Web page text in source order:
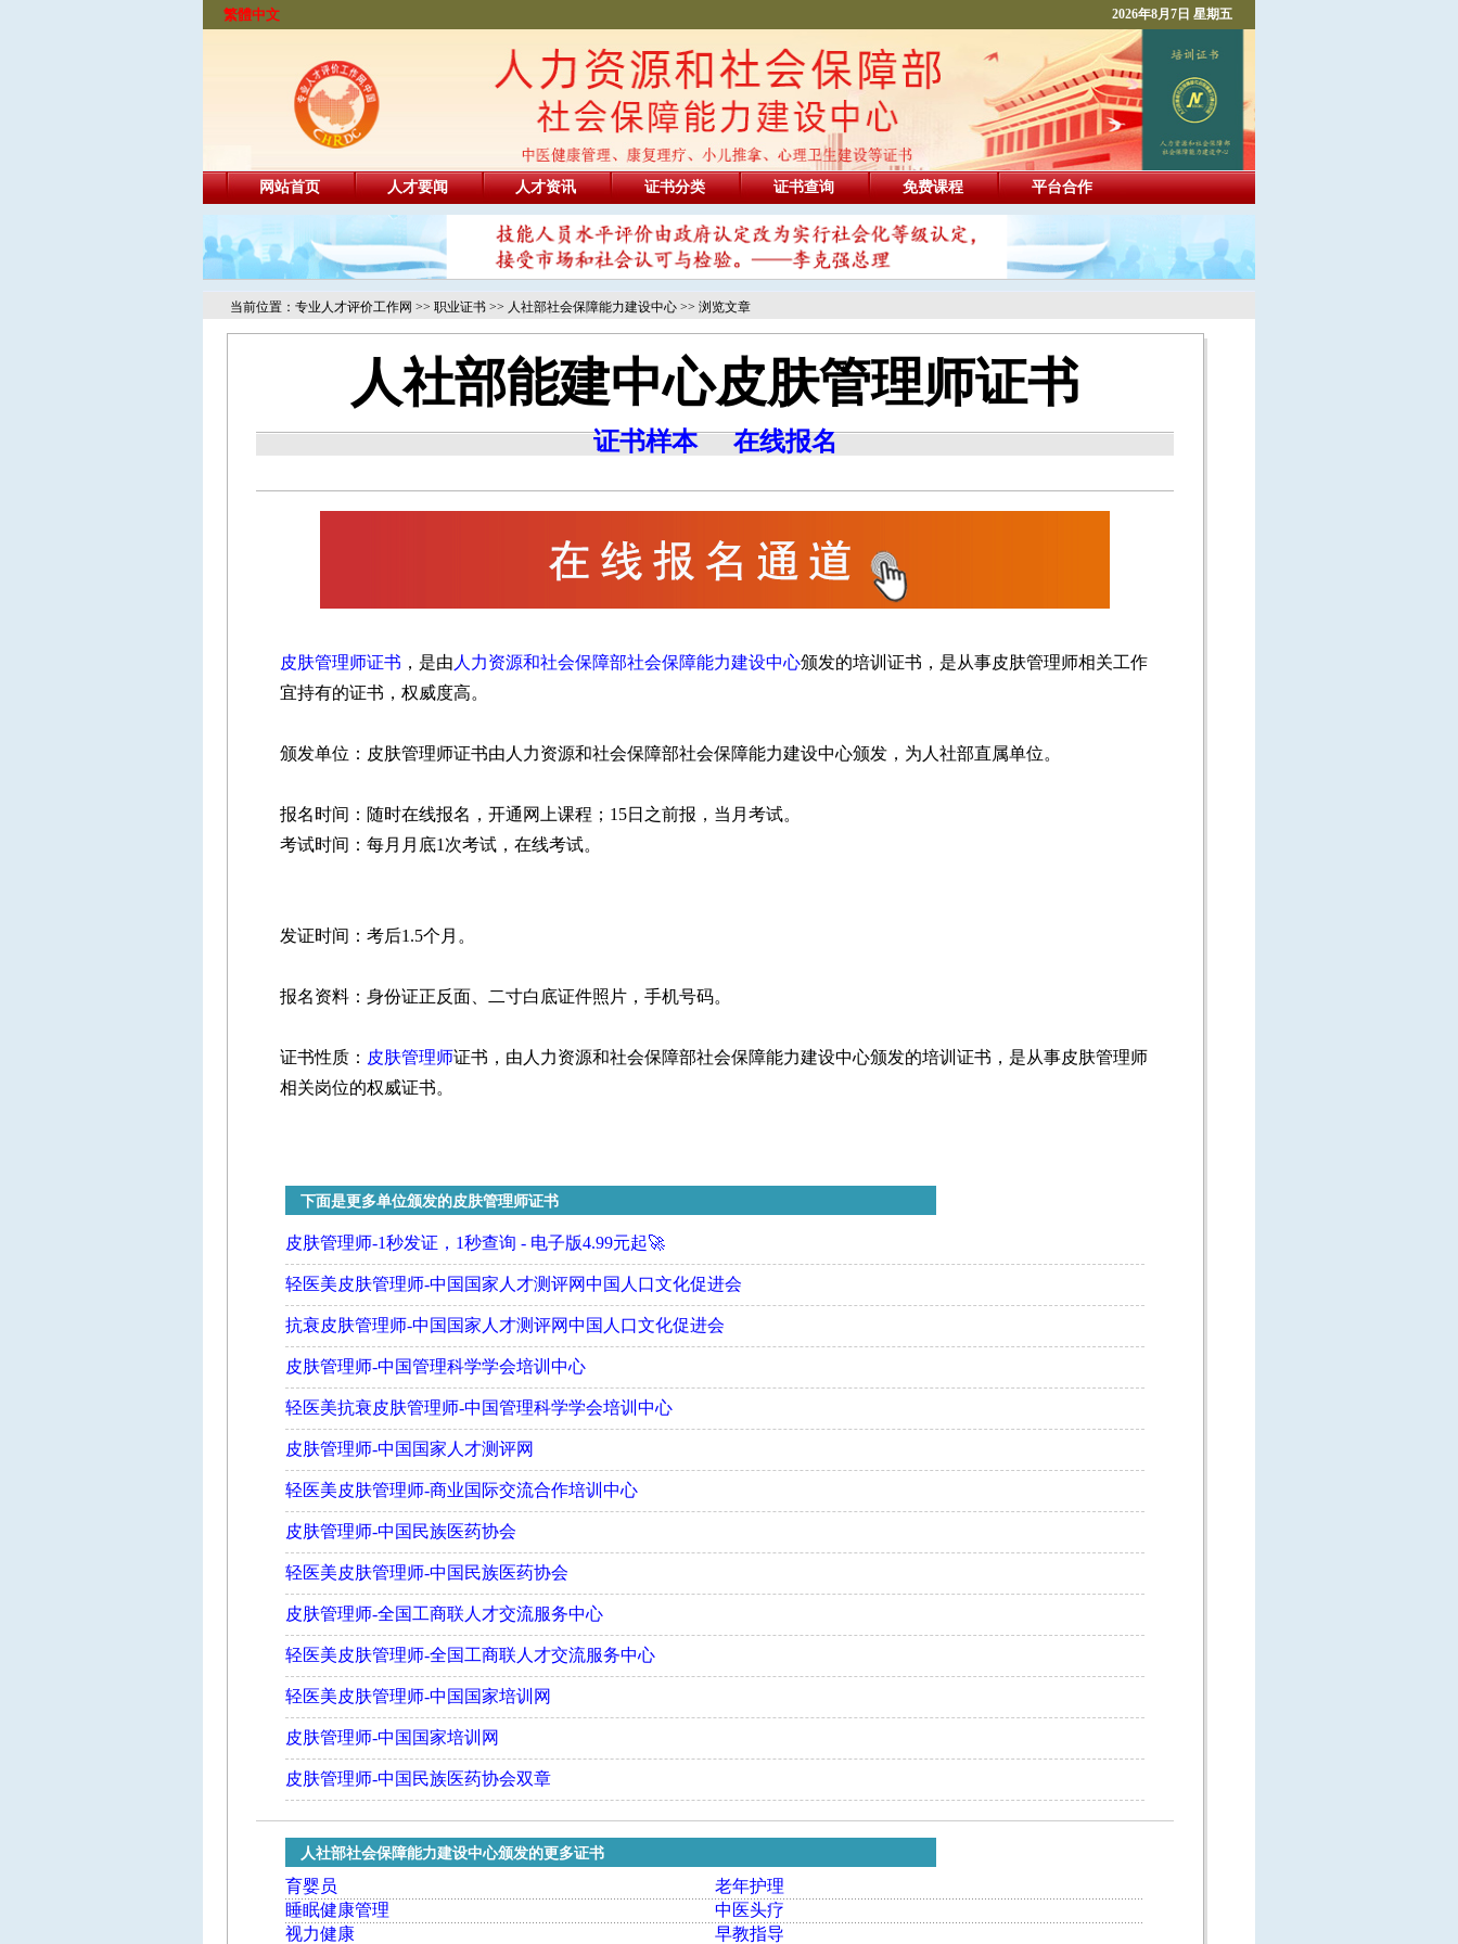
繁體中文 2026年8月7日 星期五
网站首页 人才要闻 人才资讯 证书分类 证书查询 免费课程 平台合作
当前位置： 专业人才评价工作网 >> 职业证书 >> 人社部社会保障能力建设中心 >> 浏览文章
人社部能建中心皮肤管理师证书
证书样本 在线报名
皮肤管理师证书 ，是由 人力资源和社会保障部社会保障能力建设中心颁发的培训证书，是从事皮肤管理师相关工作
宜持有的证书，权威度高。
颁发单位：皮肤管理师证书由人力资源和社会保障部社会保障能力建设中心颁发，为人社部直属单位。
报名时间：随时在线报名，开通网上课程；15日之前报，当月考试。
考试时间：每月月底1次考试，在线考试。
发证时间：考后1.5个月。
报名资料：身份证正反面、二寸白底证件照片，手机号码。
证书性质： 皮肤管理师证书，由人力资源和社会保障部社会保障能力建设中心颁发的培训证书，是从事皮肤管理师
相关岗位的权威证书。
下面是更多单位颁发的皮肤管理师证书
皮肤管理师-1秒发证，1秒查询 - 电子版4.99元起🚀
轻医美皮肤管理师-中国国家人才测评网中国人口文化促进会
抗衰皮肤管理师-中国国家人才测评网中国人口文化促进会
皮肤管理师-中国管理科学学会培训中心
轻医美抗衰皮肤管理师-中国管理科学学会培训中心
皮肤管理师-中国国家人才测评网
轻医美皮肤管理师-商业国际交流合作培训中心
皮肤管理师-中国民族医药协会
轻医美皮肤管理师-中国民族医药协会
皮肤管理师-全国工商联人才交流服务中心
轻医美皮肤管理师-全国工商联人才交流服务中心
轻医美皮肤管理师-中国国家培训网
皮肤管理师-中国国家培训网
皮肤管理师-中国民族医药协会双章
人社部社会保障能力建设中心颁发的更多证书
育婴员
老年护理
睡眠健康管理
中医头疗
视力健康
早教指导